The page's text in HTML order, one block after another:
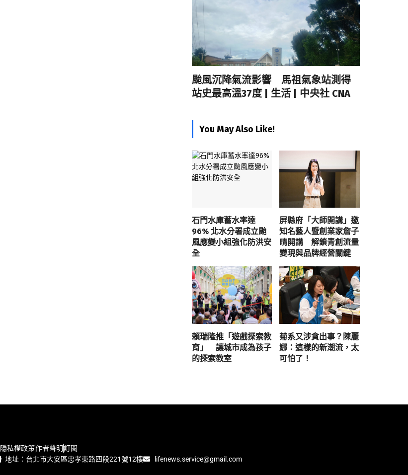
颱風沉降氣流影響 馬祖氣象站測得
站史最高溫37度 | 生活 | 中央社 CNA
You May Also Like!
石門水庫蓄水率達
96% 北水分署成立颱
風應變小組強化防洪安
全
屏縣府「大師開講」邀
知名藝人暨創業家詹子
晴開講 解鎖青創流量
變現與品牌經營關鍵
賴瑞隆推「遊戲探索教
育」 讓城市成為孩子
的探索教室
菊系又涉貪出事？陳麗
娜：這樣的新潮流，太
可怕了！
隱私權政策作者聲明訂閱
地址：台北市大安區忠孝東路四段221號12樓 lifenews.service@gmail.com